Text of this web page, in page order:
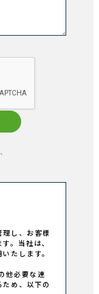
し、お客様
。当社は、
たします。
他必要な連
め、以下の